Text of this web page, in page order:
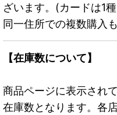
ざいます。(カードは1
同一住所での複数購入
【在庫数について】
商品ページに表示され
在庫数となります。各